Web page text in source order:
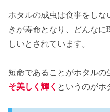
ホタルの成虫は食事をしな
きが寿命となり、どんな
しいとされています。
短命であることがホタルの
そ美しく輝く というのがホ